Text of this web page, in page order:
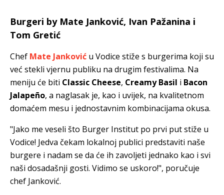
Burgeri by Mate Janković, Ivan Pažanina i
Tom Gretić
Chef Mate Janković u Vodice stiže s burgerima koji su
već stekli vjernu publiku na drugim festivalima. Na
meniju će biti Classic Cheese, Creamy Basil i Bacon
Jalapeño, a naglasak je, kao i uvijek, na kvalitetnom
domaćem mesu i jednostavnim kombinacijama okusa.
"Jako me veseli što Burger Institut po prvi put stiže u
Vodice! Jedva čekam lokalnoj publici predstaviti naše
burgere i nadam se da će ih zavoljeti jednako kao i svi
naši dosadašnji gosti. Vidimo se uskoro!", poručuje
chef Janković.